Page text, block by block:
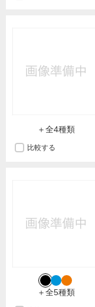
＋全4種類
比較する
＋全5種類